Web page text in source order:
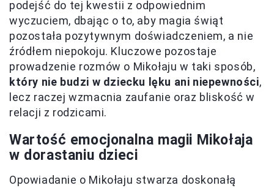
podejść do tej kwestii z odpowiednim
wyczuciem, dbając o to, aby magia świąt
pozostała pozytywnym doświadczeniem, a nie
źródłem niepokoju. Kluczowe pozostaje
prowadzenie rozmów o Mikołaju w taki sposób,
który nie budzi w dziecku lęku ani niepewności,
lecz raczej wzmacnia zaufanie oraz bliskość w
relacji z rodzicami.
Wartość emocjonalna magii Mikołaja
w dorastaniu dzieci
Opowiadanie o Mikołaju stwarza doskonałą